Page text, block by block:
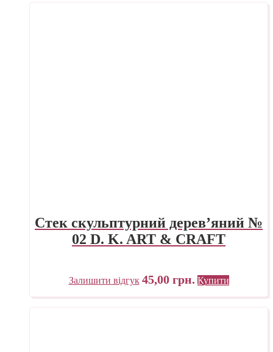
Стек скульптурний дерев’яний №
02 D. K. ART & CRAFT
Залишити відгук 45,00 грн. Купити